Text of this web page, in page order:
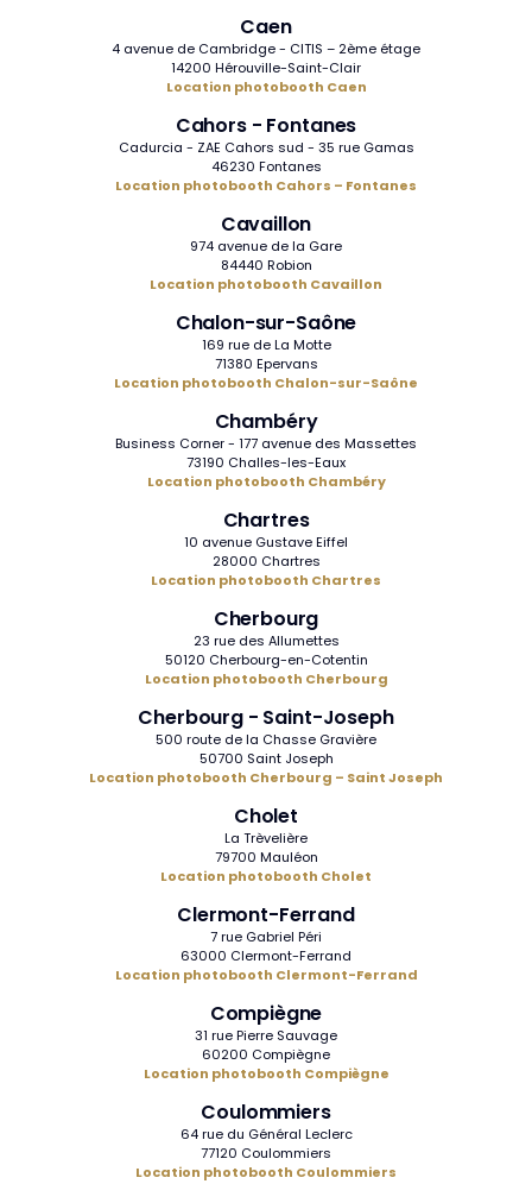
Caen
4 avenue de Cambridge - CITIS – 2ème étage
14200 Hérouville-Saint-Clair
Location photobooth Caen
Cahors - Fontanes
Cadurcia - ZAE Cahors sud - 35 rue Gamas
46230 Fontanes
Location photobooth Cahors – Fontanes
Cavaillon
974 avenue de la Gare
84440 Robion
Location photobooth Cavaillon
Chalon-sur-Saône
169 rue de La Motte
71380 Epervans
Location photobooth Chalon-sur-Saône
Chambéry
Business Corner - 177 avenue des Massettes
73190 Challes-les-Eaux
Location photobooth Chambéry
Chartres
10 avenue Gustave Eiffel
28000 Chartres
Location photobooth Chartres
Cherbourg
23 rue des Allumettes
50120 Cherbourg-en-Cotentin
Location photobooth Cherbourg
Cherbourg - Saint-Joseph
500 route de la Chasse Gravière
50700 Saint Joseph
Location photobooth Cherbourg – Saint Joseph
Cholet
La Trèvelière
79700 Mauléon
Location photobooth Cholet
Clermont-Ferrand
7 rue Gabriel Péri
63000 Clermont-Ferrand
Location photobooth Clermont-Ferrand
Compiègne
31 rue Pierre Sauvage
60200 Compiègne
Location photobooth Compiègne
Coulommiers
64 rue du Général Leclerc
77120 Coulommiers
Location photobooth Coulommiers